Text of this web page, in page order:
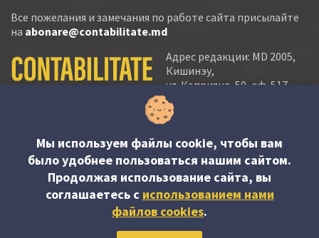
Все пожелания и замечания по работе сайта присылайте
на abonare@contabilitate.md
Адрес редакции: MD 2005,
Кишинэу,
ул. Кэприяна, 50, оф. 517-
518
тел.:
тел./факс: (+373 22) 22 53 90
e-mail:
abonare@contabilitate.md
newsletter:
contabilitate
Мы используем файлы cookie, чтобы вам
было удобнее пользоваться нашим сайтом.
Продолжая использование сайта, вы
соглашаетесь c использованием нами
файлов cookies.